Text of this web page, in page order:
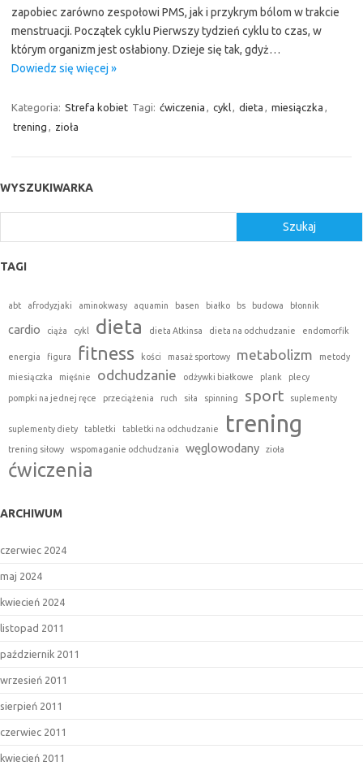
zapobiec zarówno zespołowi PMS, jak i przykrym bólom w trakcie
menstruacji. Początek cyklu Pierwszy tydzień cyklu to czas, w
którym organizm jest osłabiony. Dzieje się tak, gdyż…
Dowiedz się więcej »
Kategoria: Strefa kobiet Tagi: ćwiczenia , cykl, dieta , miesiączka ,
trening , zioła
WYSZUKIWARKA
Szukaj
TAGI
abt afrodyzjaki aminokwasy aquamin basen białko bs budowa błonnik
cardio ciąża cykl dieta dieta Atkinsa dieta na odchudzanie endomorfik
energia figura fitness kości masaż sportowy metabolizm metody
miesiączka mięśnie odchudzanie odżywki białkowe plank plecy
pompki na jednej ręce przeciążenia ruch siła spinning sport suplementy
suplementy diety tabletki tabletki na odchudzanie trening
trening siłowy wspomaganie odchudzania węglowodany zioła
ćwiczenia
ARCHIWUM
czerwiec 2024
maj 2024
kwiecień 2024
listopad 2011
październik 2011
wrzesień 2011
sierpień 2011
czerwiec 2011
kwiecień 2011